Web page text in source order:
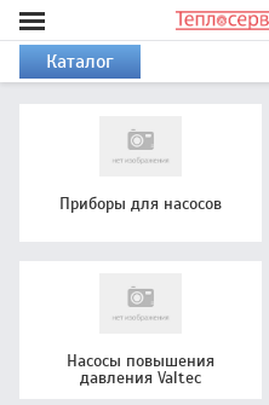
Каталог
Приборы для насосов
Насосы повышения
давления Valtec